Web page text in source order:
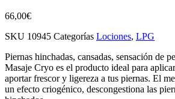
66,00€
SKU 10945 Categorías Lociones, LPG
Piernas hinchadas, cansadas, sensación de
Masaje Cryo es el producto ideal para
aportar frescor y ligereza a tus piernas. El
un efecto criogénico, descongestiona las